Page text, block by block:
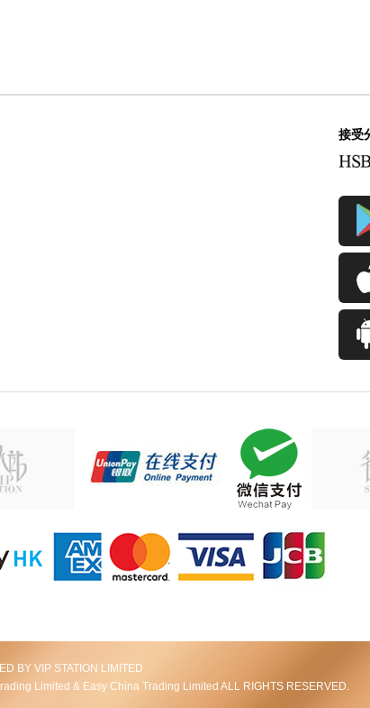
接受
BY VIP STATION LIMITED
Limited & Easy China Trading Limited ALL RIGHTS RESERVED.